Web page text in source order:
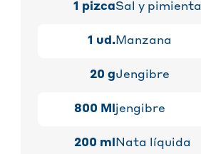
1 pizcaSal y pimienta
1 ud.Manzana
20 gJengibre
800 Ml jengibre
200 ml Nata líquida